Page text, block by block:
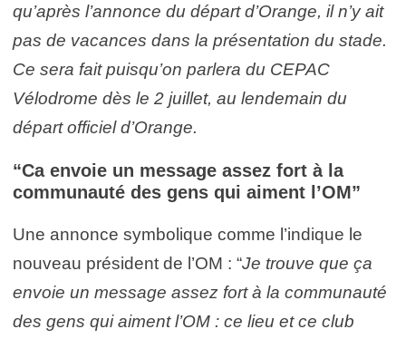
qu’après l’annonce du départ d’Orange, il n’y ait
pas de vacances dans la présentation du stade.
Ce sera fait puisqu’on parlera du CEPAC
Vélodrome dès le 2 juillet, au lendemain du
départ officiel d’Orange.
“Ca envoie un message assez fort à la
communauté des gens qui aiment l’OM”
Une annonce symbolique comme l’indique le
nouveau président de l’OM : “Je trouve que ça
envoie un message assez fort à la communauté
des gens qui aiment l’OM : ce lieu et ce club